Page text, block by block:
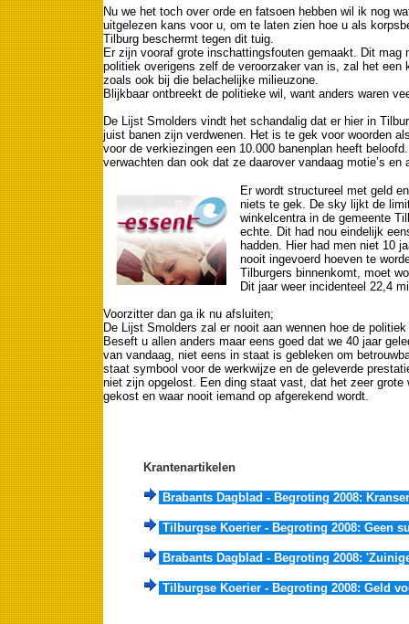
Nu we het toch over orde en fatsoen hebben wil ik nog
uitgelezen kans voor u, om te laten zien hoe u als
Tilburg beschermt tegen dit tuig.
Er zijn vooraf grote inschattingsfouten gemaakt. Dit
politiek overigens zelf de veroorzaker van is, zal het
zoals ook bij die belachelijke milieuzone.
Blijkbaar ontbreekt de politieke wil, want anders waren
De Lijst Smolders vindt het schandalig dat er hier in
juist banen zijn verdwenen. Het is te gek voor woorden
voor de verkiezingen een 10.000 banenplan heeft
verwachten dan ook dat ze daarover vandaag motie’s en
Er wordt structureel met geld
niets te gek. De sky lijkt de
winkelcentra in de gemeente
echte. Dit had nou eindelijk
hadden. Hier had men niet 10
nooit ingevoerd hoeven te
Tilburgers binnenkomt, moet
Dit jaar weer incidenteel 22,4
Voorzitter dan ga ik nu afsluiten;
De Lijst Smolders zal er nooit aan wennen hoe de
Beseft u allen anders maar eens goed dat we 40 jaar
van vandaag, niet eens in staat is gebleken om
staat symbool voor de werkwijze en de geleverde
niet zijn opgelost. Een ding staat vast, dat het zeer grote
gekost en waar nooit iemand op afgerekend wordt.
Krantenartikelen
Brabants Dagblad - Begroting 2008:
Tilburgse Koerier - Begroting 2008: Geen
Brabants Dagblad - Begroting 2008:
Tilburgse Koerier - Begroting 2008: Geld